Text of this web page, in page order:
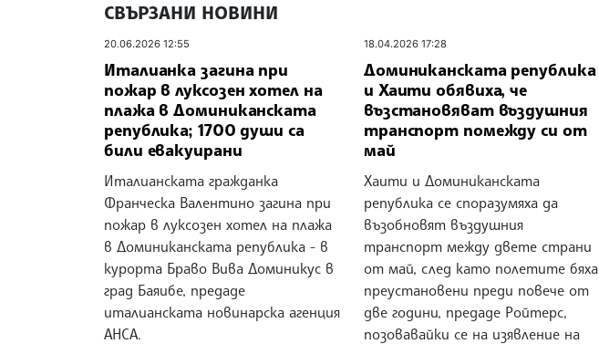
СВЪРЗАНИ НОВИНИ
20.06.2026 12:55
Италианка загина при
пожар в луксозен хотел на
плажа в Доминиканската
република; 1700 души са
били евакуирани
Италианската гражданка
Франческа Валентино загина при
пожар в луксозен хотел на плажа
в Доминиканската република - в
курорта Браво Вива Доминикус в
град Баяибе, предаде
италианската новинарска агенция
АНСА.
18.04.2026 17:28
Доминиканската република
и Хаити обявиха, че
възстановяват въздушния
транспорт помежду си от
май
Хаити и Доминиканската
република се споразумяха да
възобновят въздушния
транспорт между двете страни
от май, след като полетите бяха
преустановени преди повече от
две години, предаде Ройтерс,
позовавайки се на изявление на